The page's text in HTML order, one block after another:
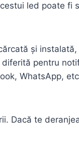
led poate fi
și
pentru
WhatsApp,
Dacă te